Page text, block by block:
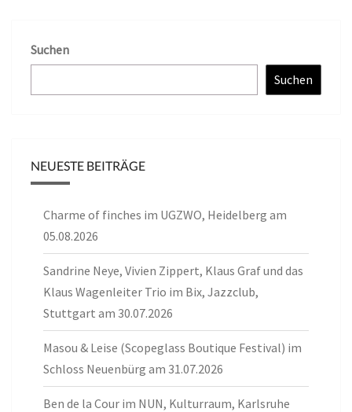
Suchen
Suchen
NEUESTE BEITRÄGE
Charme of finches im UGZWO, Heidelberg am
05.08.2026
Sandrine Neye, Vivien Zippert, Klaus Graf und das
Klaus Wagenleiter Trio im Bix, Jazzclub,
Stuttgart am 30.07.2026
Masou & Leise (Scopeglass Boutique Festival) im
Schloss Neuenbürg am 31.07.2026
Ben de la Cour im NUN, Kulturraum, Karlsruhe